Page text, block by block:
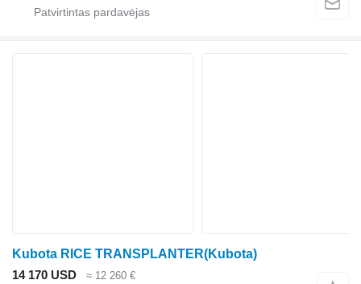
Kubota RICE TRANSPLANTER(Kubota)
14 170 USD
≈ 12 260 €